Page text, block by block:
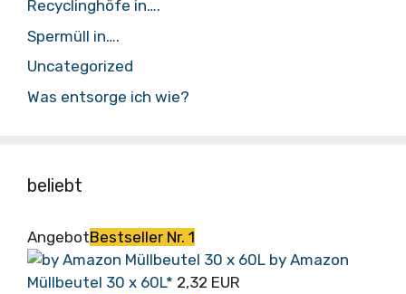
Recyclinghöfe in….
Spermüll in….
Uncategorized
Was entsorge ich wie?
beliebt
AngebotBestseller Nr. 1
by Amazon
Müllbeutel 30 x 60L* 2,32 EUR